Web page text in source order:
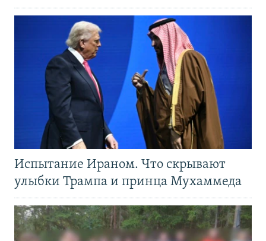
Испытание Ираном. Что скрывают
улыбки Трампа и принца Мухаммеда